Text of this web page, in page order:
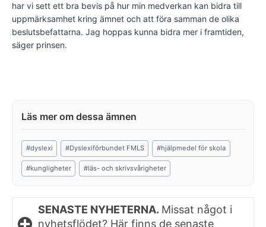
har vi sett ett bra bevis på hur min medverkan kan bidra till
uppmärksamhet kring ämnet och att föra samman de olika
beslutsbefattarna. Jag hoppas kunna bidra mer i framtiden,
säger prinsen.
Post
Tags:
#dyslexi #Dyslexiförbundet FMLS #hjälpmedel för skola
#kungligheter #läs- och skrivsvårigheter
SENASTE NYHETERNA. Missat något i
nyhetsflödet? Här finns de senaste